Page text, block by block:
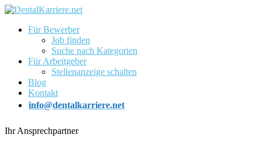
Für Bewerber
Job finden
Suche nach Kategorien
Für Arbeitgeber
Stellenanzeige schalten
Blog
Kontakt
info@dentalkarriere.net
Ihr Ansprechpartner